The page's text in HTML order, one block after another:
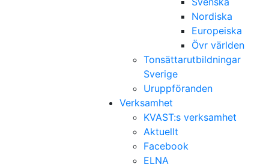
Nordiska
Europeiska
Övr världen
Tonsättarutbildningar
Sverige
Uruppföranden
Verksamhet
KVAST:s verksamhet
Aktuellt
Facebook
ELNA